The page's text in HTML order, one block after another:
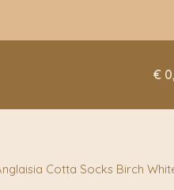
€
Cotta Socks Birch